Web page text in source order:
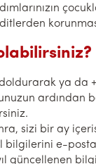
ya da
ardından
sizi bir ay
e-posta
güncellenen